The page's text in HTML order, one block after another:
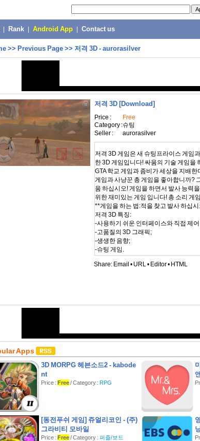
Rank Android App Contact us
>> Previous Page >> 저격 3D - aurorasilver
저격 3D [Download]
Price :
Free
Category :슈팅
Seller :
aurorasilver
저격 3D 게임은 새 슈팅프라이스 게임
한 3D 게임입니다! 싸움의 기술 게임을
GTA 학교 게임과 좀비가 세상을 지배
게임과 사냥꾼 총 게임을 좋아합니까?
움 하십시오! 게임을 하면서 발사 능력
위한 재미있는 게임 입니다! 총 소리 게
**게임을 하는 법:적을 찾고 발사 하십
저격 3D 특징:
-사용하기 쉬운 인터페이스와 직접 제
-고품질의 3D 그래픽;
-생생한 음향;
-슈팅 게임.
Share: Email • URL• Editor• HTML
Apps
3D MORPG 헤븐소드2 - kabode
nt
Price : Free/ Category : RPG
[동전푸쉬 게임] 쥬얼리코인 - (주)
그라비티 모바일
Price : Free/ Category : 퍼즐/보드